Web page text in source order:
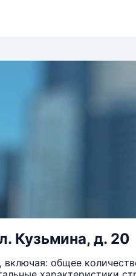
Кузьмина, д. 20
общее